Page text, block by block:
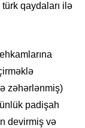
qaydaları ilə
zəhərlənmiş)
padişah
devirmiş və